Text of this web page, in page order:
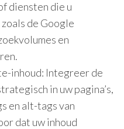
diensten die u
de Google
en
inhoud: Integreer de
in uw pagina’s,
en alt-tags van
dat uw inhoud